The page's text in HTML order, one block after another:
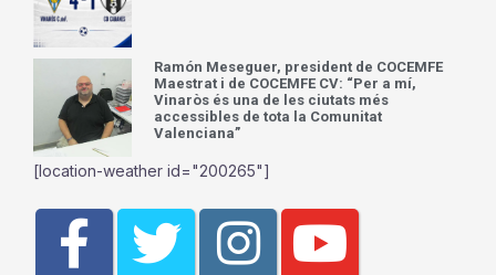
Ramón Meseguer, president de COCEMFE
Maestrat i de COCEMFE CV: “Per a mí,
Vinaròs és una de les ciutats més
accessibles de tota la Comunitat
Valenciana”
[location-weather id="200265"]